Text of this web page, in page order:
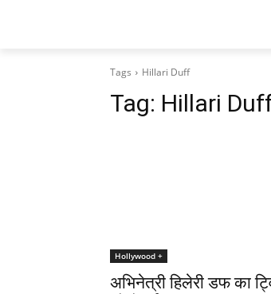
Tags Hillari Duff
Tag: Hillari
Hollywood +
अभिनेत्री हिलेरी डफ का